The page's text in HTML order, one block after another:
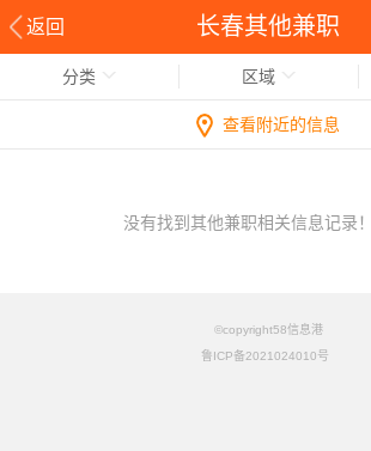
返回 长春其他兼职
分类 区域
查看附近的信息
没有找到其他兼职相关信息记录！
©copyright58信息港
鲁ICP备2021024010号